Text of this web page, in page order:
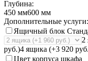
Глубина:
450 мм600 мм
Дополнительные услуги:
Ящичный блок
2
руб.)4 ящика (+3 920
Цвет корпуса шкафа